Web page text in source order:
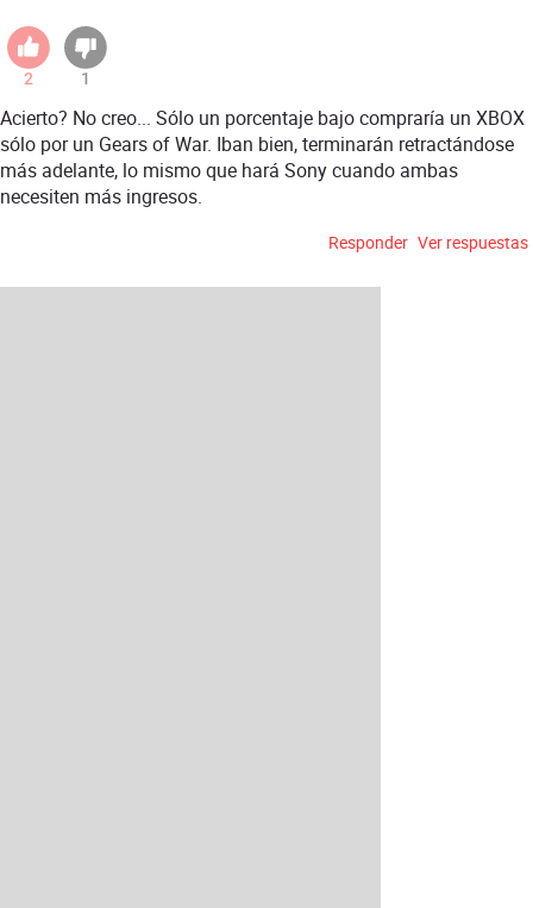
2 1
Acierto? No creo... Sólo un porcentaje bajo compraría un XBOX
sólo por un Gears of War. Iban bien, terminarán retractándose
más adelante, lo mismo que hará Sony cuando ambas
necesiten más ingresos.
Responder Ver respuestas